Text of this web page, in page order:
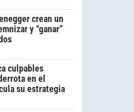
crean un
y “ganar”
culpables
en el
su estrategia